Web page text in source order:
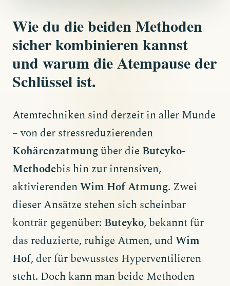
Wie du die beiden Methoden
sicher kombinieren kannst
und warum die Atempause der
Schlüssel ist.
Atemtechniken sind derzeit in aller Munde
– von der stressreduzierenden
Kohärenzatmungüber die Buteyko-
Methodebis hin zur intensiven,
aktivierendenWim Hof Atmung. Zwei
dieser Ansätze stehen sich scheinbar
konträr gegenüber: Buteyko, bekannt für
das reduzierte, ruhige Atmen, undWim
Hof, der für bewusstes Hyperventilieren
steht. Doch kann man beide Methoden